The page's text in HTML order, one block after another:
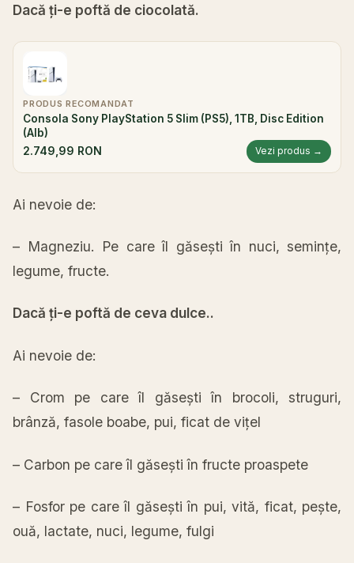
Dacă ți-e poftă de ciocolată.
PRODUS RECOMANDAT
Consola Sony PlayStation 5 Slim (PS5), 1TB, Disc Edition
(Alb)
2.749,99 RON Vezi produs →
Ai nevoie de:
– Magneziu. Pe careîl găsești în nuci, semințe,
legume, fructe.
Dacă ți-e poftă de ceva dulce..
Ai nevoie de:
– Crom pe careîl găsești în brocoli, struguri,
brânză, fasole boabe, pui, ficat de vițel
– Carbon pe careîl găsești în fructe proaspete
– Fosfor pe careîl găsești în pui, vită, ficat, pește,
ouă, lactate, nuci, legume, fulgi